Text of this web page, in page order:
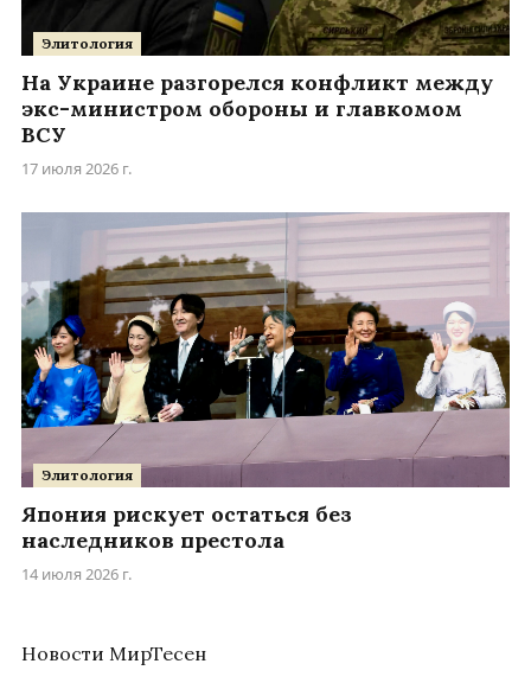
Элитология
На Украине разгорелся конфликт между
экс-министром обороны и главкомом
ВСУ
17 июля 2026 г.
Элитология
Япония рискует остаться без
наследников престола
14 июля 2026 г.
Новости МирТесен